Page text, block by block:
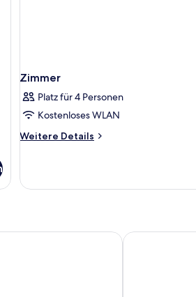
Zimmer
Platz für 4 Personen
Kostenloses WLAN
Weitere Details
Weitere
Tecom Millennium